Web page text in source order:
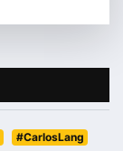
#CarlosLang